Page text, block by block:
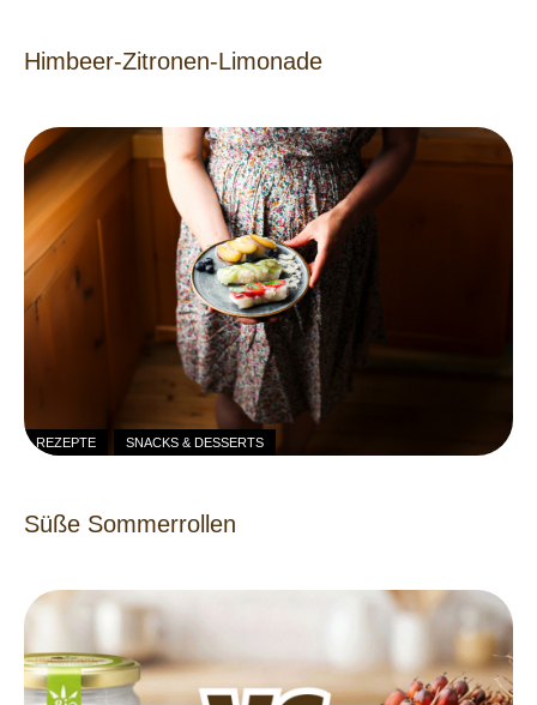
Himbeer-Zitronen-Limonade
REZEPTE SNACKS & DESSERTS
Süße Sommerrollen